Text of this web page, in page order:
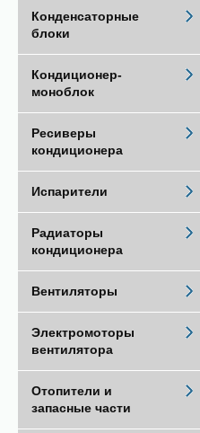
Конденсаторные
блоки
Кондиционер-
моноблок
Ресиверы
кондиционера
Испарители
Радиаторы
кондиционера
Вентиляторы
Электромоторы
вентилятора
Отопители и
запасные части